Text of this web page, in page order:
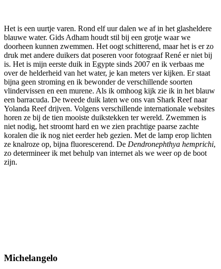
Het is een uurtje varen. Rond elf uur dalen we af in het glasheldere
blauwe water. Gids Adham houdt stil bij een grotje waar we
doorheen kunnen zwemmen. Het oogt schitterend, maar het is er zo
druk met andere duikers dat poseren voor fotograaf René er niet bij
is. Het is mijn eerste duik in Egypte sinds 2007 en ik verbaas me
over de helderheid van het water, je kan meters ver kijken. Er staat
bijna geen stroming en ik bewonder de verschillende soorten
vlindervissen en een murene. Als ik omhoog kijk zie ik in het blauw
een barracuda. De tweede duik laten we ons van Shark Reef naar
Yolanda Reef drijven. Volgens verschillende internationale websites
horen ze bij de tien mooiste duikstekken ter wereld. Zwemmen is
niet nodig, het stroomt hard en we zien prachtige paarse zachte
koralen die ik nog niet eerder heb gezien. Met de lamp erop lichten
ze knalroze op, bijna fluorescerend. De Dendronephthya hemprichi,
zo determineer ik met behulp van internet als we weer op de boot
zijn.
Michelangelo